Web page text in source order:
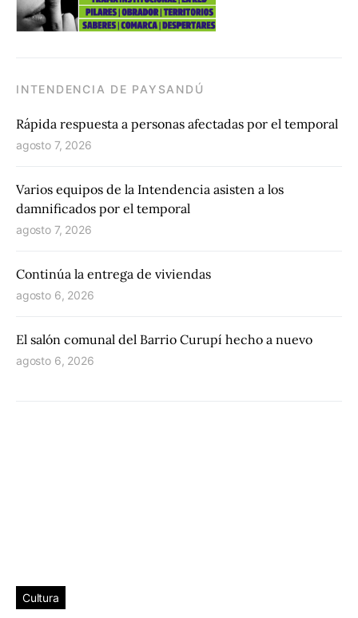
INTENDENCIA DE PAYSANDÚ
Rápida respuesta a personas afectadas por el temporal
agosto 7, 2026
Varios equipos de la Intendencia asisten a los
damnificados por el temporal
agosto 7, 2026
Continúa la entrega de viviendas
agosto 6, 2026
El salón comunal del Barrio Curupí hecho a nuevo
agosto 6, 2026
Cultura